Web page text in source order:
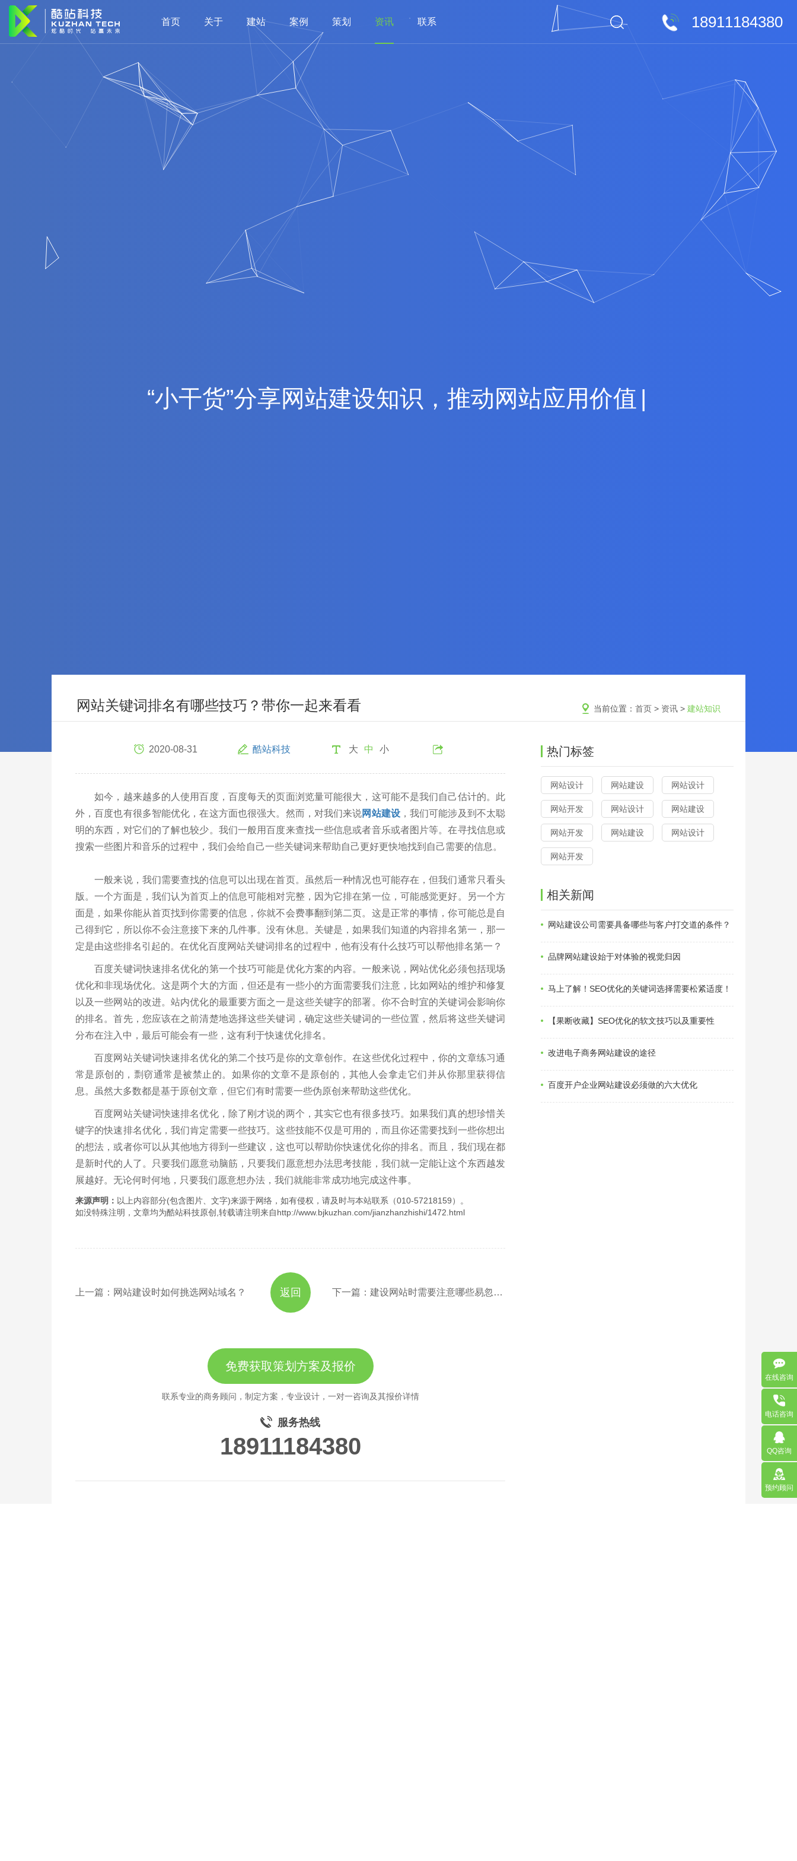
18911184380
首页 关于 建站 案例 策划 资讯 联系
“小干货”分享网站建设知识 ， 推动 网站应用价值
当前位置：首页 > 资讯 >建站知识
网站关键词排名有哪些技巧？带你一起来看看
2020-08-31 酷站科技 大 中 小
如今，越来越多的人使用百度，百度每天的页面浏览量可能很大，这可能不是我们自己估计的。此
外，百度也有很多智能优化，在这方面也很强大。然而，对我们来说网站建设，我们可能涉及到不太聪
明的东西，对它们的了解也较少。我们一般用百度来查找一些信息或者音乐或者图片等。在寻找信息或
搜索一些图片和音乐的过程中，我们会给自己一些关键词来帮助自己更好更快地找到自己需要的信息。
一般来说，我们需要查找的信息可以出现在首页。虽然后一种情况也可能存在，但我们通常只看头
版。一个方面是，我们认为首页上的信息可能相对完整，因为它排在第一位，可能感觉更好。另一个方
面是，如果你能从首页找到你需要的信息，你就不会费事翻到第二页。这是正常的事情，你可能总是自
己得到它，所以你不会注意接下来的几件事。没有休息。关键是，如果我们知道的内容排名第一，那一
定是由这些排名引起的。在优化百度网站关键词排名的过程中，他有没有什么技巧可以帮他排名第一？
百度关键词快速排名优化的第一个技巧可能是优化方案的内容。一般来说，网站优化必须包括现场
优化和非现场优化。这是两个大的方面，但还是有一些小的方面需要我们注意，比如网站的维护和修复
以及一些网站的改进。站内优化的最重要方面之一是这些关键字的部署。你不合时宜的关键词会影响你
的排名。首先，您应该在之前清楚地选择这些关键词，确定这些关键词的一些位置，然后将这些关键词
分布在注入中，最后可能会有一些，这有利于快速优化排名。
百度网站关键词快速排名优化的第二个技巧是你的文章创作。在这些优化过程中，你的文章练习通
常是原创的，剽窃通常是被禁止的。如果你的文章不是原创的，其他人会拿走它们并从你那里获得信
息。虽然大多数都是基于原创文章，但它们有时需要一些伪原创来帮助这些优化。
百度网站关键词快速排名优化，除了刚才说的两个，其实它也有很多技巧。如果我们真的想珍惜关
键字的快速排名优化，我们肯定需要一些技巧。这些技能不仅是可用的，而且你还需要找到一些你想出
的想法，或者你可以从其他地方得到一些建议，这也可以帮助你快速优化你的排名。而且，我们现在都
是新时代的人了。只要我们愿意动脑筋，只要我们愿意想办法思考技能，我们就一定能让这个东西越发
展越好。无论何时何地，只要我们愿意想办法，我们就能非常成功地完成这件事。
来源声明： 以上内容部分(包含图片、文字)来源于网络，如有侵权，请及时与本站联系（010-57218159）。
如没特殊注明，文章均为酷站科技原创,转载请注明来自http://www.bjkuzhan.com/jianzhanzhishi/1472.html
上一篇：网站建设时如何挑选网站域名？ 下一篇：建设网站时需要注意哪些易忽略的地方？
返回
免费获取策划方案及报价
联系专业的商务顾问，制定方案，专业设计，一对一咨询及其报价详情
服务热线
18911184380
热门标签
网站设计 网站建设 网站设计
网站开发 网站设计 网站建设
网站开发 网站建设 网站设计
网站开发
相关新闻
网站建设公司需要具备哪些与客户打交道的条件？
品牌网站建设始于对体验的视觉归因
马上了解！SEO优化的关键词选择需要松紧适度！
【果断收藏】SEO优化的软文技巧以及重要性
改进电子商务网站建设的途径
百度开户企业网站建设必须做的六大优化
在线咨询
电话咨询
QQ咨询
预约顾问